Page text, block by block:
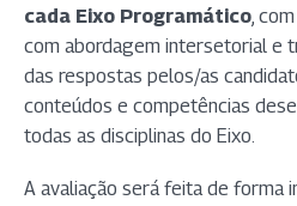
cada Eixo Programático,
com abordagem intersetorial e
das respostas pelos/as
conteúdos e competências
todas as disciplinas do Eixo.
A avaliação será feita de forma